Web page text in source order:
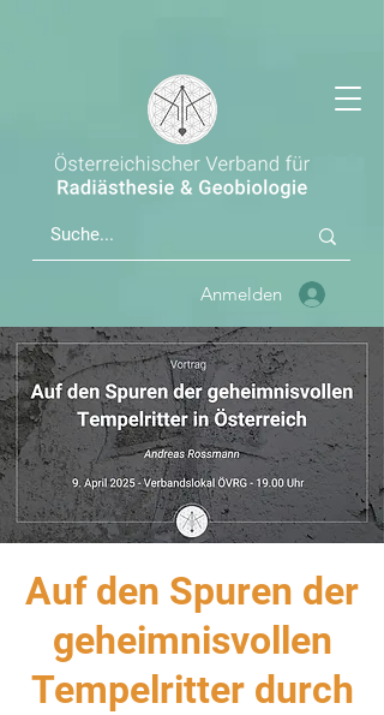
Anmelden
Auf den Spuren der
geheimnisvollen
Tempelritter durch